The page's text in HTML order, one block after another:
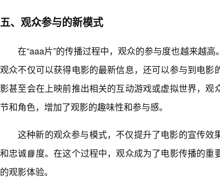
五、观众参与的新模式
在“aaa片”的传播过程中，观众的参与度也越来越
观众不仅可以获得电影的最新信息，还可以参与到电影
影甚至会在上映前推出相关的互动游戏或虚拟世界，观
节和角色，增加了观影的趣味性和参与感。
这种新的观众参与模式，不仅提升了电影的宣传效
和忠诚📘度。在这个过程中，观众成为了电影传播的重
的观影体验。